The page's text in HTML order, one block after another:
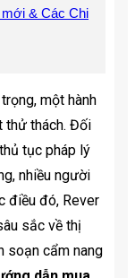
& Các Chi
một hành
thử thách. Đối
tục pháp lý
nhiều người
điều đó, Rever
sắc về thị
soạn cẩm nang